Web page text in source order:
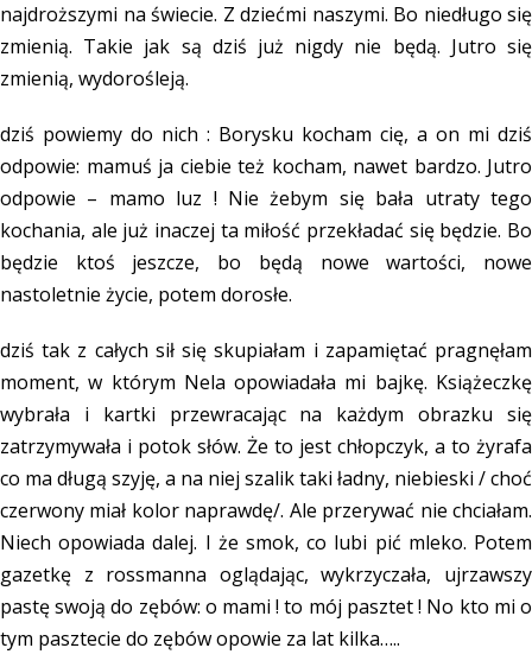
najdroższymi na świecie. Z dziećmi naszymi. Bo niedługo się
zmienią. Takie jak są dziś już nigdy nie będą. Jutro się
zmienią, wydorośleją.
dziś powiemy do nich : Borysku kocham cię, a on mi dziś
odpowie: mamuś ja ciebie też kocham, nawet bardzo. Jutro
odpowie – mamo luz ! Nie żebym się bała utraty tego
kochania, ale już inaczej ta miłość przekładać się będzie. Bo
będzie ktoś jeszcze, bo będą nowe wartości, nowe
nastoletnie życie, potem dorosłe.
dziś tak z całych sił się skupiałam i zapamiętać pragnęłam
moment, w którym Nela opowiadała mi bajkę. Książeczkę
wybrała i kartki przewracając na każdym obrazku się
zatrzymywała i potok słów. Że to jest chłopczyk, a to żyrafa
co ma długą szyję, a na niej szalik taki ładny, niebieski / choć
czerwony miał kolor naprawdę/. Ale przerywać nie chciałam.
Niech opowiada dalej. I że smok, co lubi pić mleko. Potem
gazetkę z rossmanna oglądając, wykrzyczała, ujrzawszy
pastę swoją do zębów: o mami ! to mój pasztet ! No kto mi o
tym pasztecie do zębów opowie za lat kilka…..